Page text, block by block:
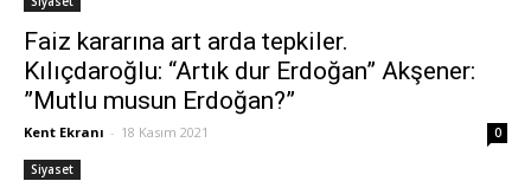
Faiz kararına art arda tepkiler.
Kılıçdaroğlu: “Artık dur Erdoğan” Akşener:
”Mutlu musun Erdoğan?”
Kent Ekranı - 18 Kasım 2021 0
Siyaset